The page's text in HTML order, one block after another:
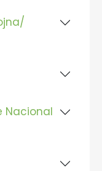
Nacional